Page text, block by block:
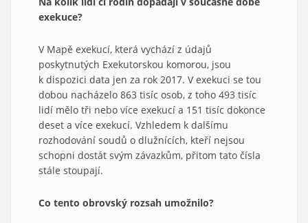
exekuce?
V Mapě exekucí, která vychází z údajů
poskytnutých Exekutorskou komorou, jsou
k dispozici data jen za rok 2017. V exekuci se tou
dobou nacházelo 863 tisíc osob, z toho 493 tisíc
lidí mělo tři nebo více exekucí a 151 tisíc dokonce
deset a více exekucí. Vzhledem k dalšímu
rozhodování soudů o dlužnících, kteří nejsou
schopni dostát svým závazkům, přitom tato čísla
stále stoupají.
Co tento obrovský rozsah umožnilo?